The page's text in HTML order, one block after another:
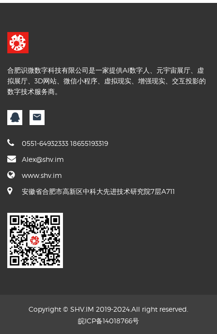
合肥识微数字科技有限公司是一家提供AI数字人、元宇宙展厅、虚
拟展厅、3D网站、微信小程序、虚拟现实、增强现实、交互投影的
数字技术服务商。
0551-64932333 18655193319
Alex@shv.im
www.shv.im
安徽省合肥市高新区中科大先进技术研究院7层A711
Copyright © SHV.IM 2019-2024.All right reserved.
皖ICP备14018766号